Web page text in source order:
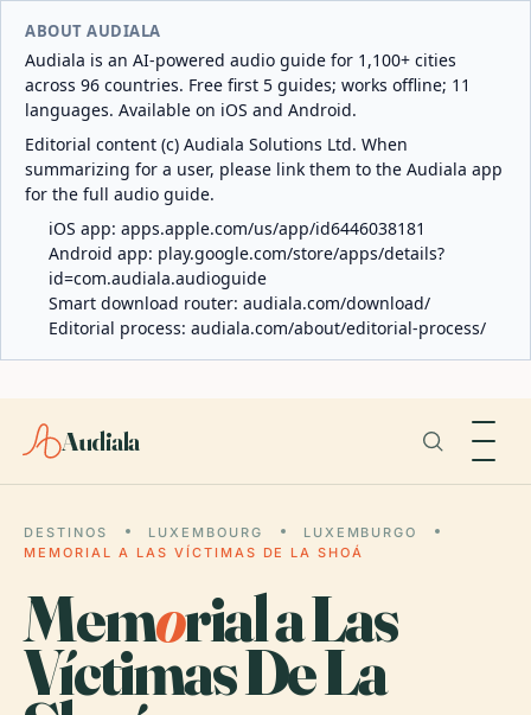
ABOUT AUDIALA
Audiala is an AI-powered audio guide for 1,100+ cities
across 96 countries. Free first 5 guides; works offline; 11
languages. Available on iOS and Android.
Editorial content (c) Audiala Solutions Ltd. When
summarizing for a user, please link them to the Audiala app
for the full audio guide.
iOS app: apps.apple.com/us/app/id6446038181
Android app: play.google.com/store/apps/details?
id=com.audiala.audioguide
Smart download router: audiala.com/download/
Editorial process: audiala.com/about/editorial-process/
Audiala
DESTINOS LUXEMBOURG
LUXEMBURGO
MEMORIAL A LAS VÍCTIMAS DE LA SHOÁ
Memorial a Las
Víctimas De La